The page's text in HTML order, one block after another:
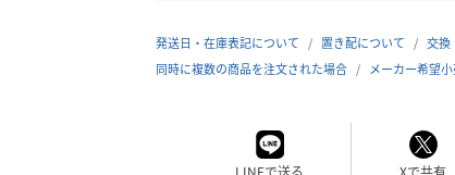
発送日・在庫表記について 置き配について
交換
同時に複数の商品を注文された場合
メーカー希望